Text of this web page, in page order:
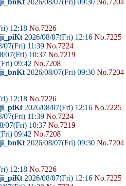
2026/08/07(Fri) 09:30 No.7204
12:18 No.7226
2026/08/07(Fri) 12:16 No.7225
07(Fri) 11:39 No.7224
07(Fri) 10:37 No.7219
09:42 No.7208
2026/08/07(Fri) 09:30 No.7204
12:18 No.7226
2026/08/07(Fri) 12:16 No.7225
07(Fri) 11:39 No.7224
07(Fri) 10:37 No.7219
09:42 No.7208
2026/08/07(Fri) 09:30 No.7204
12:18 No.7226
2026/08/07(Fri) 12:16 No.7225